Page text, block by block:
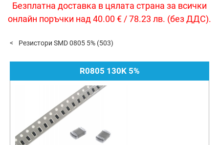
Безплатна доставка в цялата страна за всички
онлайн поръчки над 40.00 € / 78.23 лв. (без ДДС).
Резистори SMD 0805 5% (503)
R0805 130K 5%